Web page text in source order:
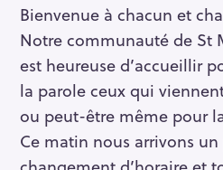
Bienvenue à chacun et
Notre communauté de St
est heureuse d’accueillir
la parole ceux qui
ou peut-être même pour
Ce matin nous arrivons